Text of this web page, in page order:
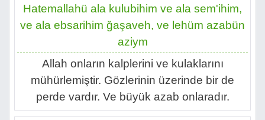
Hatemallahü ala kulubihim ve ala sem'ihim,
ve ala ebsarihim ğaşaveh, ve lehüm azabün
aziym
Allah onların kalplerini ve kulaklarını
mühürlemiştir. Gözlerinin üzerinde bir de
perde vardır. Ve büyük azab onlaradır.